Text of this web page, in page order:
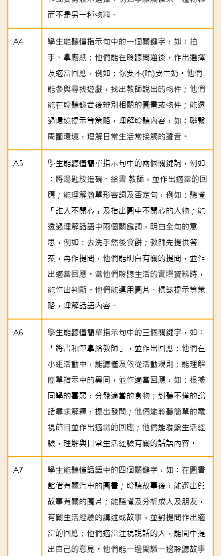
而不是另一種物料。
A4
學生能聽懂指示句中的一個關鍵字，如︰拍
手、拿廁紙；他們能在聆聽問題後，作出選擇
及適當回應，例如：你要不(唔)要牛奶。他們
能參與尋找遊戲，找出教師說出的物件；他們
能在聆聽錄音後辨別相關的圖畫或物件；能透
過環境提示等策略，理解聆聽內容，如︰聯繫
周圍環境，理解日常生活常接觸的聲音。
A5
學生能聽懂簡單指示句中的兩個關鍵詞，例如
︰將湯匙放進碗、給書 教師，並作出適當的回
應；能理解簡單形容詞及否定句，例如：聽懂
「誰人不開心」及指出圖中不開心的人物；能
透過理解話語中兩個關鍵詞，明白全句的意
思，例如：去洗手然後食餅；教師先提供答
案，再作提問，他們能明白有關的提問，並作
出適當回應。當他們聆聽生活的實際資料時，
能作出判斷。他們能運用圖片、標誌提示等策
略，理解話語內容。
A6
學生能聽懂簡單指示句中的三個關鍵字，如︰
「將書和筆拿給教師」，並作出回應；他們在
小組活動中，能聽懂及依從活動規則；能理解
簡單指示中的異同，並作適當回應，如：根據
同學的喜惡，分發適當的食物；對聽不懂的說
話尋求解釋，提出發問；他們能聆聽簡單的電
視節目並作出適當的回應；他們能聯繫生活經
驗，理解與日常生活經驗有關的話語內容。
A7
學生能聽懂話語中的四個關鍵字，如︰在圖書
館借有關汽車的圖書；聆聽故事後，能選出與
故事有關的圖片；能聽懂及分析成人及朋友，
有關生活經驗的講述或故事，並對提問作出適
當的回應；他們適當注視說話的人，能間中提
出自己的意見。他們能一邊閱讀一邊聆聽故事